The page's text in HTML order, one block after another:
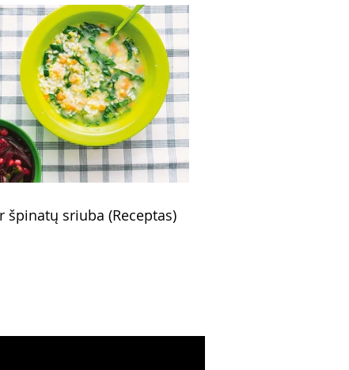
špinatų sriuba (Receptas)